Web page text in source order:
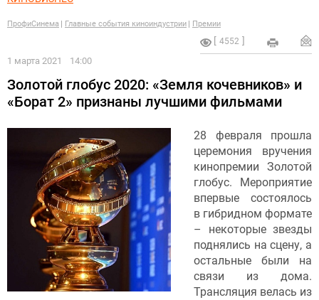
ПрофиСинема Главные события киноиндустрии Премии
4552
1 марта 2021 14:00
Золотой глобус 2020: «Земля кочевников» и
«Борат 2» признаны лучшими фильмами
28 февраля прошла
церемония вручения
кинопремии Золотой
глобус. Мероприятие
впервые состоялось
в гибридном формате
– некоторые звезды
поднялись на сцену, а
остальные были на
связи из дома.
Трансляция велась из